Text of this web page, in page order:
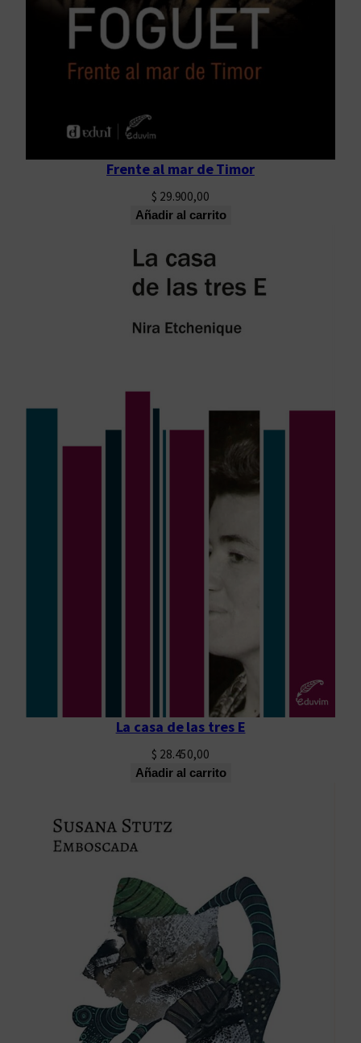
Frente al mar de Timor
$ 29.900,00
Añadir al carrito
La casa de las tres E
$ 28.450,00
Añadir al carrito